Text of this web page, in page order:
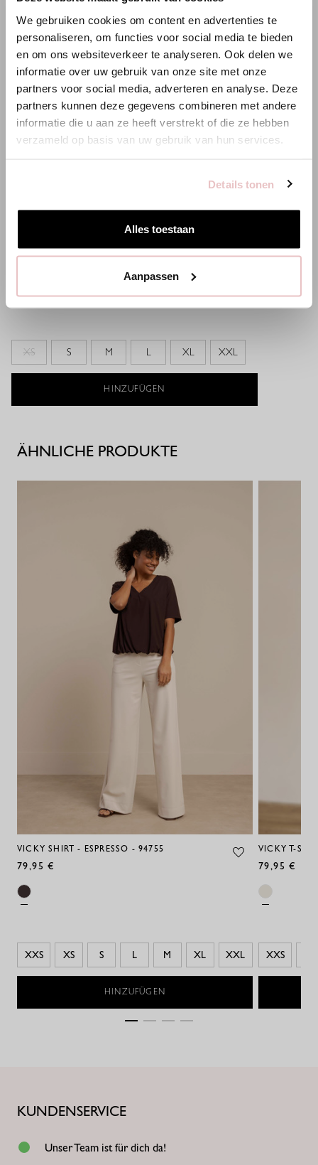
We gebruiken cookies om content en advertenties te
personaliseren, om functies voor social media te bieden
en om ons websiteverkeer te analyseren. Ook delen we
informatie over uw gebruik van onze site met onze
partners voor social media, adverteren en analyse. Deze
partners kunnen deze gegevens combineren met andere
informatie die u aan ze heeft verstrekt of die ze hebben
verzameld op basis van uw gebruik van hun services.
Details tonen
Alles toestaan
Aanpassen
ZENA BRODERIE SHORTS - BUTTER YELLOW
XS S M L XL XXL
HINZUFÜGEN
ÄHNLICHE PRODUKTE
VICKY SHIRT - ESPRESSO - 94755
79,95 €
XXS XS S L M XL XXL
HINZUFÜGEN
VICKY T-
79,95 €
XXS
KUNDENSERVICE
Unser Team ist für dich da!
ANNELOES
Es scheint, dass du uns von einem anderen Land aus
Bist du am richtigen Ort?
Zur niederländischen Seite wechseln